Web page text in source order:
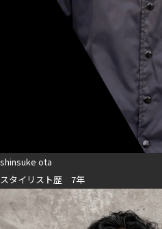
shinsuke ota
スタイリスト歴 7年